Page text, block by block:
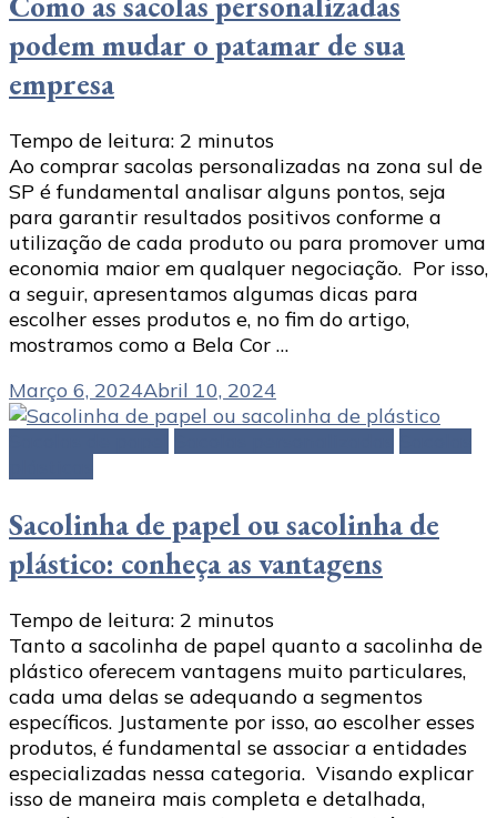
podem mudar o patamar de sua
empresa
Tempo de leitura: 2 minutos
Ao comprar sacolas personalizadas na zona sul de
SP é fundamental analisar alguns pontos, seja
para garantir resultados positivos conforme a
utilização de cada produto ou para promover uma
economia maior em qualquer negociação. Por isso,
a seguir, apresentamos algumas dicas para
escolher esses produtos e, no fim do artigo,
mostramos como a Bela Cor …
Março 6, 2024Abril 10, 2024
Sacolinha de papel ou sacolinha de
plástico: conheça as vantagens
Tempo de leitura: 2 minutos
Tanto a sacolinha de papel quanto a sacolinha de
plástico oferecem vantagens muito particulares,
cada uma delas se adequando a segmentos
específicos. Justamente por isso, ao escolher esses
produtos, é fundamental se associar a entidades
especializadas nessa categoria. Visando explicar
isso de maneira mais completa e detalhada,